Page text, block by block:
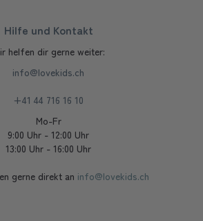
Hilfe und Kontakt
helfen dir gerne weiter:
info@lovekids.ch
+41 44 716 16 10
Mo-Fr
9:00 Uhr - 12:00 Uhr
13:00 Uhr - 16:00 Uhr
gerne direkt an info@lovekids.ch